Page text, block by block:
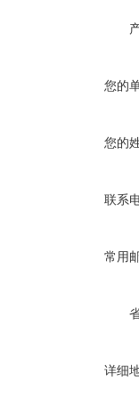
您的
您的
联系
常用
详细